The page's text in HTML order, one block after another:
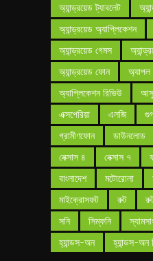
অ্যান্ড্রয়েড ট্যাবলেট
অ্যান্ড্রয়েড অ্যাপ্লিকেশন
অ্যান্ড্রয়েড গেমস
অ্যান্ড্রয়েড ফোন
অ্যাপল
অ্যাপ্লিকেশন রিভিউ
এক্সপেরিয়া
এলজি
গ্রামীণফোন
ডাউনলোড
নেক্সাস ৪
নেক্সাস ৭
বাংলাদেশ
মটোরোলা
মাইক্রোসফট
রুট
সনি
সিম্ফনি
হ্যান্ডস-অন
হ্যান্ডস-অন